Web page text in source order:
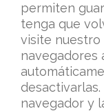
permiten
tenga que
visite nuestro
navegadores
navegador y